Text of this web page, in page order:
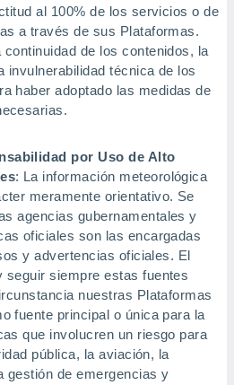
al 100% de los servicios o de
a través de sus Plataformas.
de los contenidos, la
invulnerabilidad técnica de los
haber adoptado las medidas de
por Uso de Alto
: La información meteorológica
meramente orientativo. Se
agencias gubernamentales y
oficiales son las encargadas
y advertencias oficiales. El
seguir siempre estas fuentes
nuestras Plataformas
fuente principal o única para la
que involucren un riesgo para
pública, la aviación, la
gestión de emergencias y